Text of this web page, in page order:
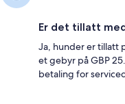
Er det tillatt
Ja, hunder er tillatt
et gebyr på GBP
betaling for